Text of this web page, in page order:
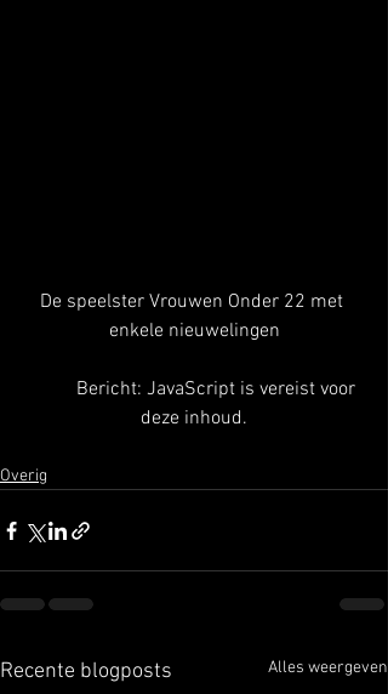
De speelster Vrouwen Onder 22 met
enkele nieuwelingen
deze inhoud.
Overig
Recente blogposts Alles weergeven